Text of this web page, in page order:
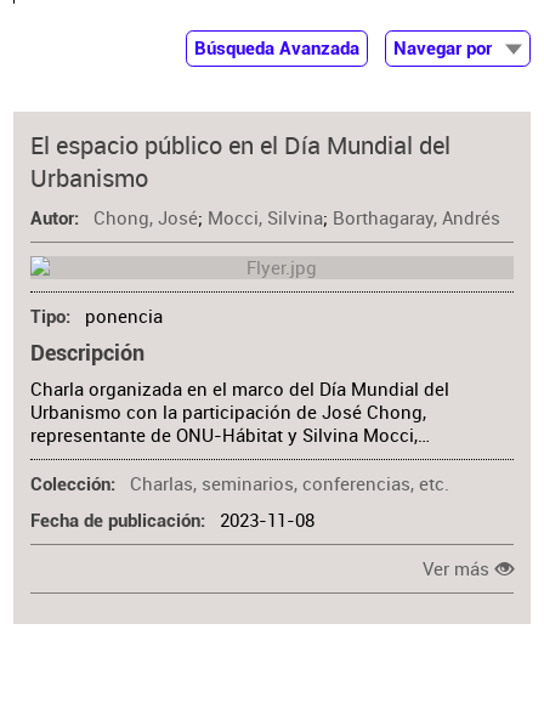
Búsqueda Avanzada
Navegar por
Autor
Colaborador
El espacio público en el Día Mundial del
Urbanismo
Autor Chong, José; Mocci, Silvina; Borthagaray, Andrés
Tipo ponencia
Descripción
Charla organizada en el marco del Día Mundial del
Urbanismo con la participación de José Chong,
representante de ONU-Hábitat y Silvina Mocci,…
Colección Charlas, seminarios, conferencias, etc.
Fecha de publicación 2023-11-08
Ver más